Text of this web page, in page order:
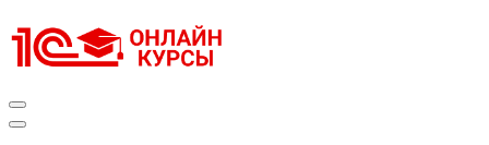
к
содержимому